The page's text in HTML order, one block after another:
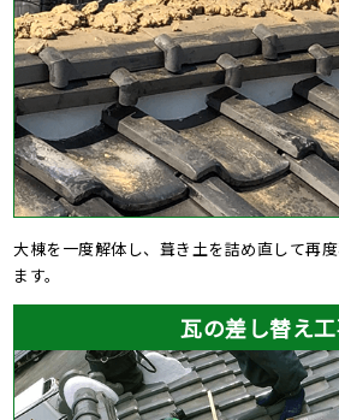
大棟を一度解体し、葺き土を詰め直して再
ます。
瓦の差し替え